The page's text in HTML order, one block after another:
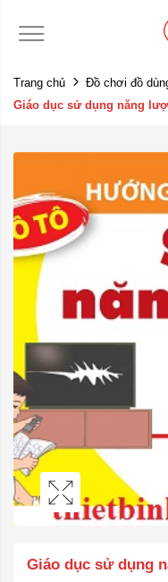
Trang chủ
Đồ chơi đồ
Giáo dục sử dụng năng
Giáo dục sử dụng